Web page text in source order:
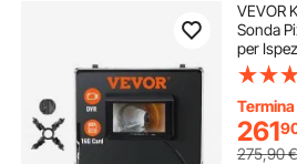
VEVOR
Sonda
per
da 30m
130°
261
275,90€